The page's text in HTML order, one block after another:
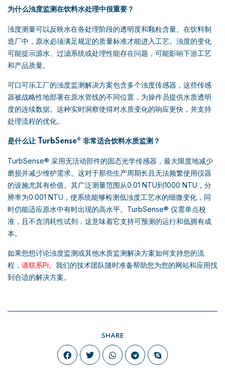
为什么浊度监测在饮料水处理中很重要？
浊度测量可以反映水在各处理阶段的透明度和颗粒含量。在饮料制
造厂中，原水必须满足规定的质量标准才能进入工艺。浊度的变化
可能提示源水、过滤系统或处理性能存在问题，可能影响下游工艺
和产品质量。
可口可乐工厂的浊度监测解决方案包含多个浊度传感器，这些传感
器被战略性地部署在原水管线的不同位置，为操作员提供水质透明
度的连续数据。这种实时洞察使得对水质变化的响应更快，并支持
处理流程的优化。
是什么让 TurbSense® 非常适合饮料水质监测？
TurbSense® 采用无活动部件的固态光学传感器，最大限度地减少
磨损并减少维护需求。这对于那些生产周期长且无法频繁使用仪器
的设施尤其有价值。其广泛测量范围从0.01 NTU到1000 NTU，分
辨率为0.001 NTU，使系统能够检测低浊度工艺水的细微变化，同
时仍能适应原水中有时出现的高水平。TurbSense® 仅需单点校
准，且不含消耗性试剂，这意味着它支持可预测的运行和低拥有成
本。
如果您想讨论浊度监测或其他水质监测解决方案如何支持您的流
程， 请联系Pi。我们的技术团队随时准备帮助您为您的网站和应用找
到合适的解决方案。
SHARE